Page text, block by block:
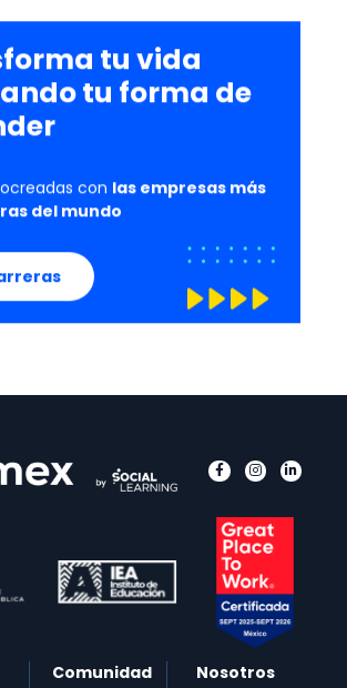
tu vida
tu forma de
con las empresas más
del mundo
Comunidad
Nosotros